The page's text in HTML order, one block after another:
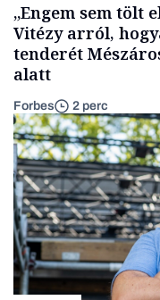
„Engem sem tölt
Vitézy arról,
tenderét
alatt
Forbes 2 perc